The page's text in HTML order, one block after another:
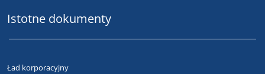
Istotne dokumenty
Ład korporacyjny